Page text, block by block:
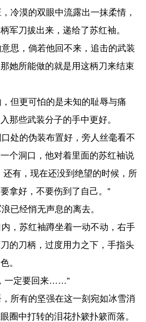
冷漠的双眼中流露出一抹柔情，
军刀拔出来，递给了苏红袖。
思，倘若他回不来，追击的武装
她所能做的就是用这柄刀来结束
但更可怕的是未知的耻辱与痛
那些武装分子的手中更好。
处的伪装布置好，旁人丝毫看不
个洞口，他对着里面的苏红袖说
还有，现在还没到绝望的时候，所
拿好，不要伤到了自己。”
已经悄无声息的离去。
，苏红袖蹲坐着一动不动，右手
的刀柄，过度用力之下，手指头
。
一定要回来……”
所有的坚强在这一刻宛如冰雪消
圈中打转的泪花扑簌扑簌而落。